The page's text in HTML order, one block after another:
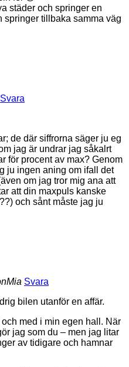
städer och springer en
springer tillbaka samma väg
Svara
de där siffrorna säger ju eg
jag är undrar jag såkalrt
för procent av max? Genom
ju ingen aning om ifall det
om jag tror mig ana att
att din maxpuls kanske
och sånt måste jag ju
Svara
bilen utanför en affär.
med i min egen hall. När
jag som du – men jag litar
av tidigare och hamnar